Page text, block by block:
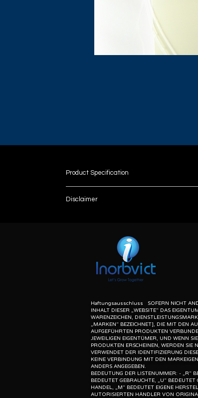
Product Specification
Brand
Vitrectomy cutting frequency
Model Number
Approval
Disclaimer
herein associated with the products
purpose of identification of those
meaning of list number: - “r” means
dealer of original equipment
Haftungsausschluss SOFERN NICHT
INHALT DIESER „WEBSITE“ DAS
WARENZEICHEN,
„MARKEN“ BEZEICHNET], DIE MIT DEN
AUFGEFÜHRTEN PRODUKTEN
JEWEILIGEN EIGENTÜMER, UND WENN
PRODUKTEN ERSCHEINEN, WERDEN SIE
VERWENDET DER IDENTIFIZIERUNG
KEINE VERBINDUNG MIT DEN
ANDERS ANGEGEBEN.
BEDEUTUNG DER LISTENUMMER: - „R“
BEDEUTET GEBRAUCHTE, „U“
HANDEL, „M“ BEDEUTET EIGENE
AUTORISIERTEN HÄNDLER VON